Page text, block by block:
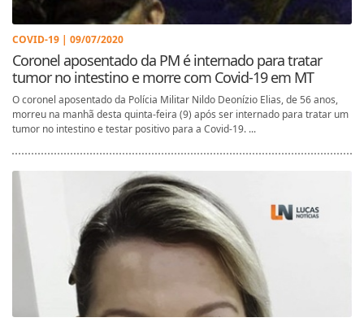
COVID-19 | 09/07/2020
Coronel aposentado da PM é internado para tratar
tumor no intestino e morre com Covid-19 em MT
O coronel aposentado da Polícia Militar Nildo Deonízio Elias, de 56 anos,
morreu na manhã desta quinta-feira (9) após ser internado para tratar um
tumor no intestino e testar positivo para a Covid-19. ...